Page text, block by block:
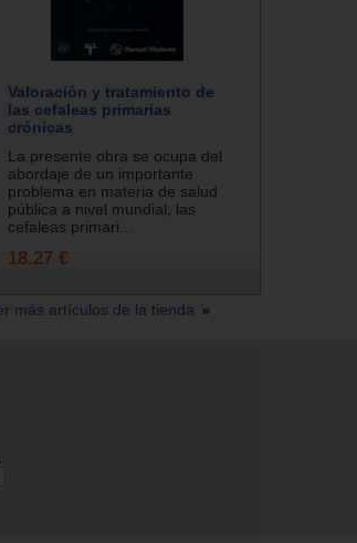
Valoración y tratamiento de
las cefaleas primarias
crónicas
La presente obra se ocupa del
abordaje de un importante
problema en materia de salud
pública a nivel mundial, las
cefaleas primari...
18.27 €
más artículos de la tienda